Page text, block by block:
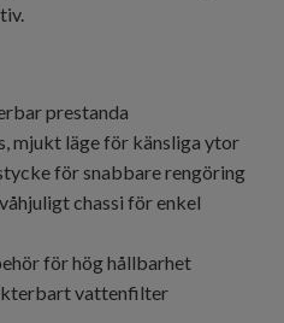
prestanda
mjukt läge för känsliga ytor
för snabbare rengöring
chassi för enkel
för hög hållbarhet
vattenfilter